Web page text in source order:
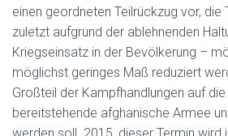
einen geordneten Teilrückzug vor, die
zuletzt aufgrund der ablehnenden
Kriegseinsatz in der Bevölkerung –
möglichst geringes Maß reduziert
Großteil der Kampfhandlungen auf
bereitstehende afghanische Armee